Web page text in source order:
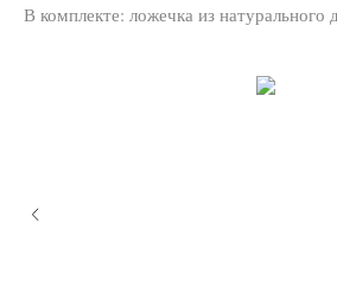
В комплекте: ложечка из натурального